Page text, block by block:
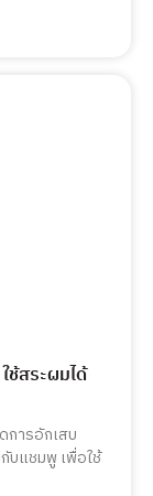
สระผมได้
การอักเสบ
บแชมพู เพื่อใช้